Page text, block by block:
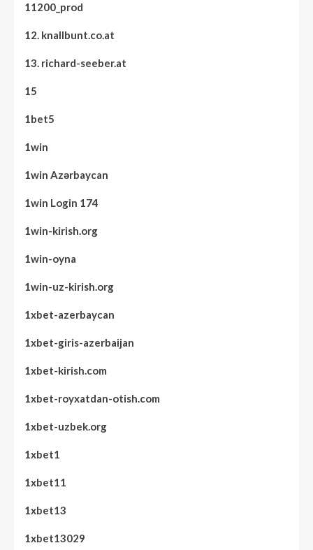
11200_prod
12. knallbunt.co.at
13. richard-seeber.at
15
1bet5
1win
1win Azərbaycan
1win Login 174
1win-kirish.org
1win-oyna
1win-uz-kirish.org
1xbet-azerbaycan
1xbet-giris-azerbaijan
1xbet-kirish.com
1xbet-royxatdan-otish.com
1xbet-uzbek.org
1xbet1
1xbet11
1xbet13
1xbet13029